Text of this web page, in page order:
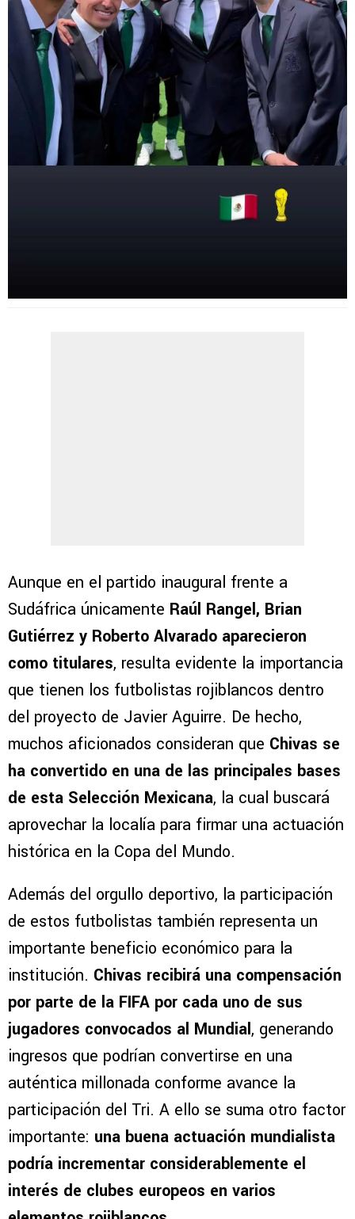
Aunque en el partido inaugural frente a
Sudáfrica únicamente Raúl Rangel, Brian
Gutiérrez y Roberto Alvarado aparecieron
como titulares, resulta evidente la importancia
que tienen los futbolistas rojiblancos dentro
del proyecto de Javier Aguirre. De hecho,
muchos aficionados consideran que Chivas se
ha convertido en una de las principales bases
de esta Selección Mexicana, la cual buscará
aprovechar la localía para firmar una actuación
histórica en la Copa del Mundo.
Además del orgullo deportivo, la participación
de estos futbolistas también representa un
importante beneficio económico para la
institución. Chivas recibirá una compensación
por parte de la FIFA por cada uno de sus
jugadores convocados al Mundial, generando
ingresos que podrían convertirse en una
auténtica millonada conforme avance la
participación del Tri. A ello se suma otro factor
importante: una buena actuación mundialista
podría incrementar considerablemente el
interés de clubes europeos en varios